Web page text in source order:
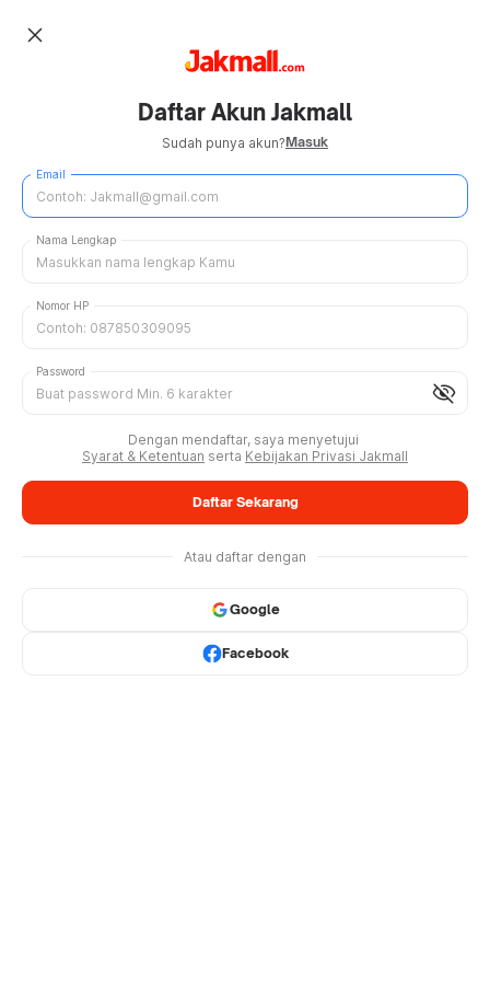
close
Daftar Akun Jakmall
Sudah punya akun?Masuk
Email
Nama Lengkap
Nomor HP
visibility_off
Password
Dengan mendaftar, saya menyetujui
Syarat & Ketentuan serta Kebijakan Privasi Jakmall
Daftar Sekarang
Atau daftar dengan
Google
Facebook